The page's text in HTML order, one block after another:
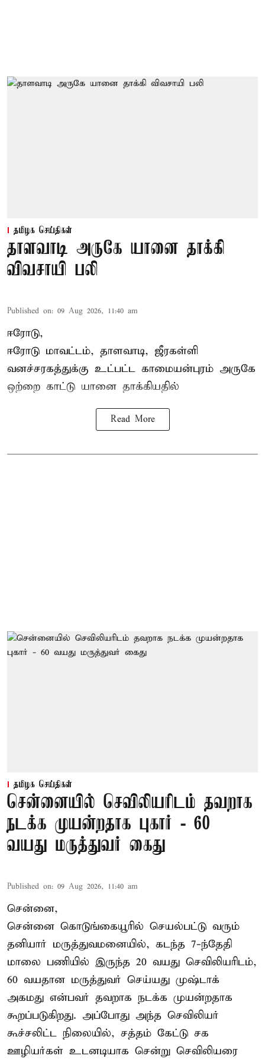
தமிழக செய்திகள்
தாளவாடி அருகே யானை தாக்கி
விவசாயி பலி
Published on: 09 Aug 2026, 11:40 am
ஈரோடு,
ஈரோடு மாவட்டம், தாளவாடி, ஜீரகள்ளி
வனச்சரகத்துக்கு உட்பட்ட காமையன்புரம் அருகே
ஒற்றை காட்டு யானை தாக்கியதில்
Read More
தமிழக செய்திகள்
சென்னையில் செவிலியரிடம் தவறாக
நடக்க முயன்றதாக புகார் - 60
வயது மருத்துவர் கைது
Published on: 09 Aug 2026, 11:40 am
சென்னை,
சென்னை கொடுங்கையூரில் செயல்பட்டு வரும்
தனியார் மருத்துவமனையில், கடந்த 7-ந்தேதி
மாலை பணியில் இருந்த 20 வயது செவிலியரிடம்,
60 வயதான மருத்துவர் செய்யது முஷ்டாக்
அகமது என்பவர் தவறாக நடக்க முயன்றதாக
கூறப்படுகிறது. அப்போது அந்த செவிலியர்
கூச்சலிட்ட நிலையில், சத்தம் கேட்டு சக
ஊழியர்கள் உடனடியாக சென்று செவிலியரை